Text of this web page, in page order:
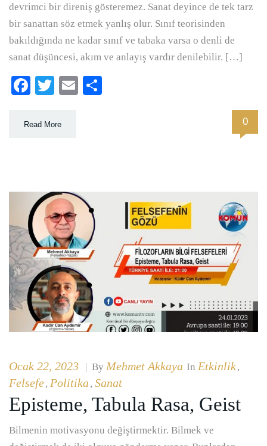
devrimci bir direniş gösteremez. Sanat deyince de tek tarz
bir sanattan söz etmek yanlış olur. Sınıf teorisinden
bakıldığında ne kadar sınıf ve tabaka varsa o denli de
sanat düşüncesi, akım ve anlayış vardır denilebilir. […]
Facebook
TwitterEmail
Read More 0
Ocak 22, 2023 | By Mehmet Akkaya In Etkinlik,
Felsefe, Politika, Sanat
Episteme, Tabula Rasa, Geist
Bilmenin motivasyonu değiştirmektir. Bilmek ve